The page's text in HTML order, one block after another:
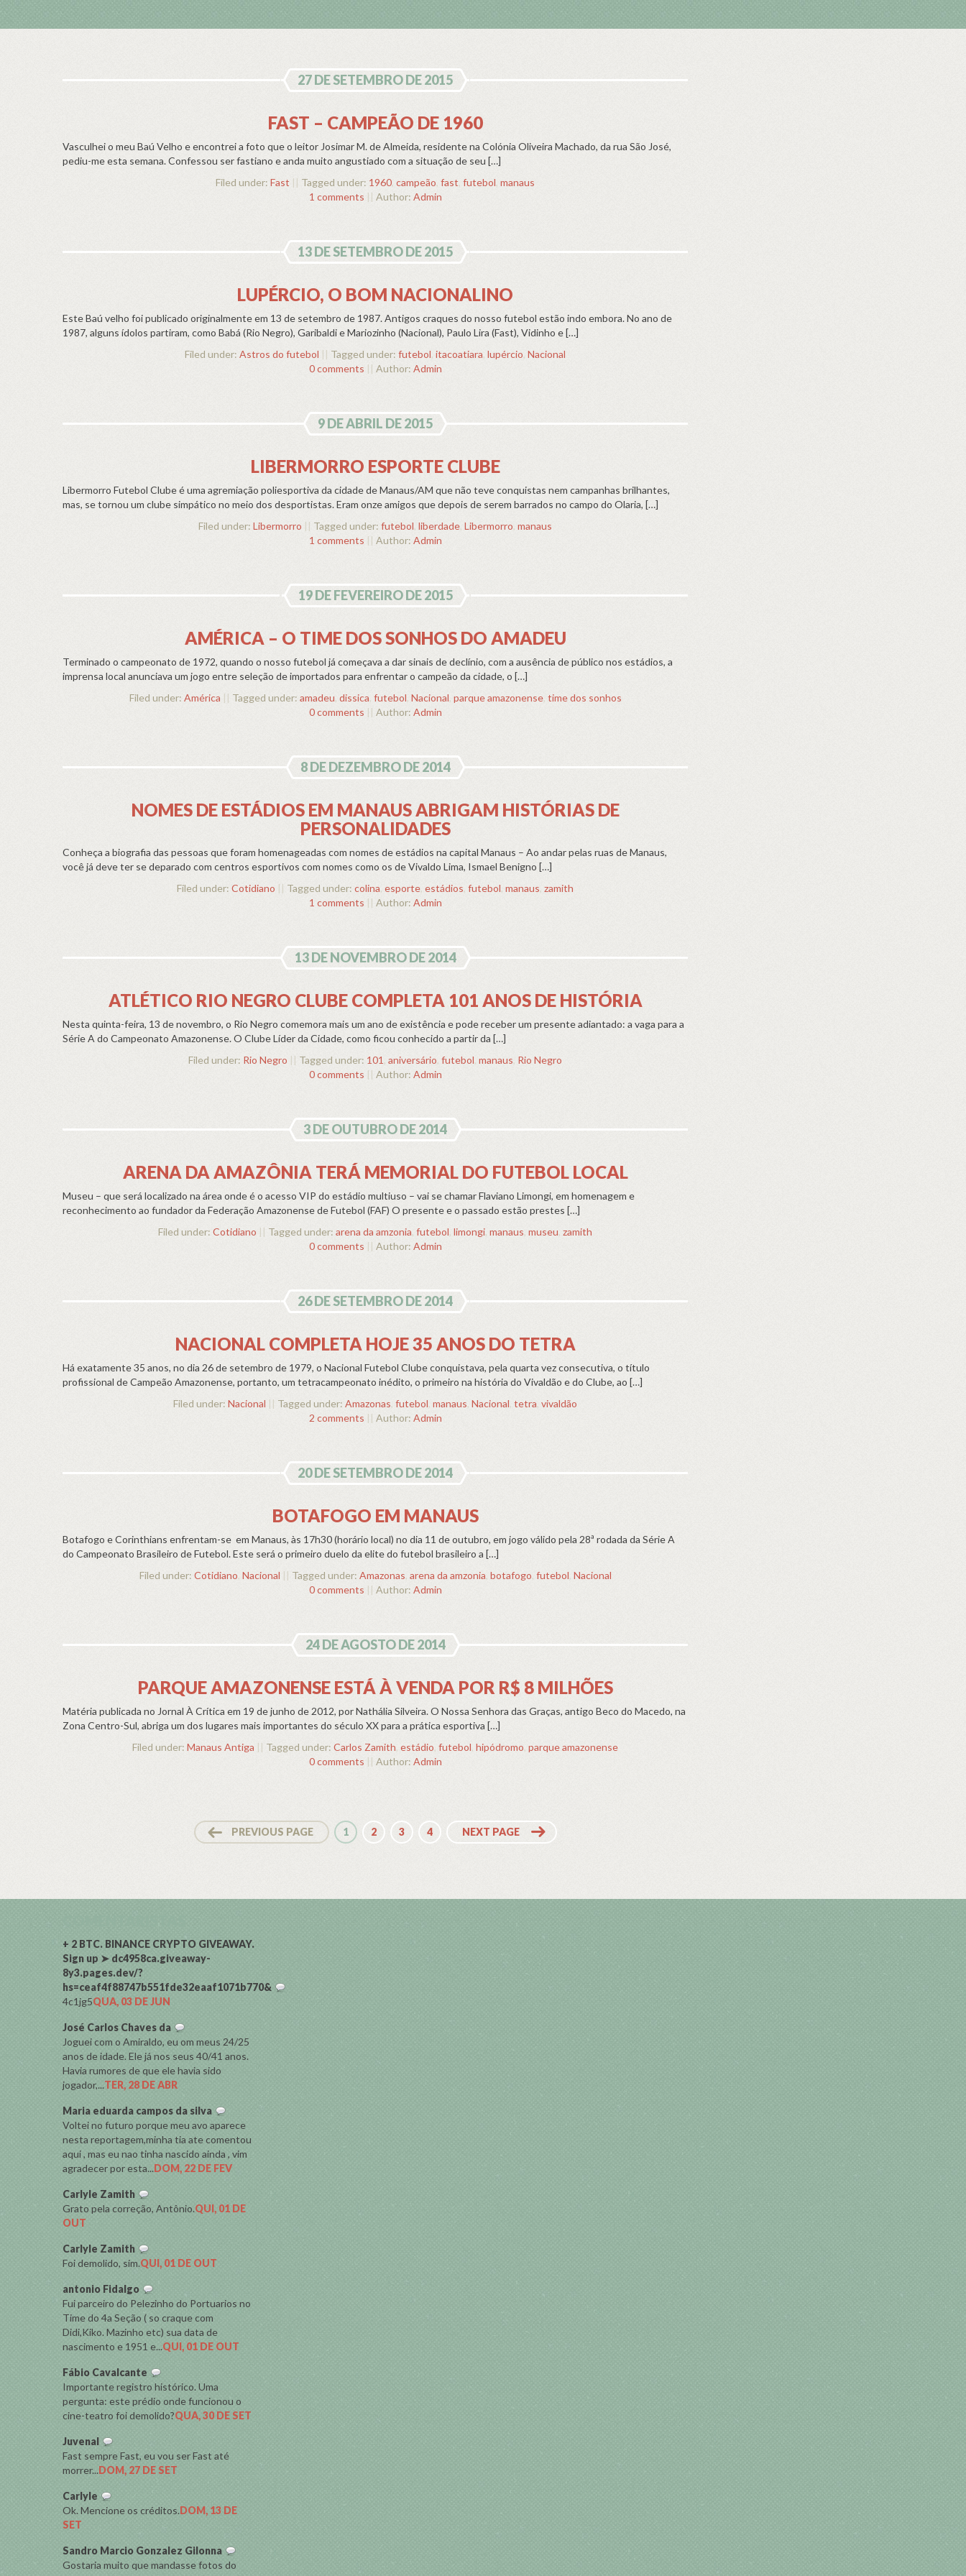
27 DE SETEMBRO DE 2015
FAST – CAMPEÃO DE 1960
Vasculhei o meu Baú Velho e encontrei a foto que o leitor Josimar M. de Almeida, residente na Colónia Oliveira Machado, da rua São José,
pediu-me esta semana. Confessou ser fastiano e anda muito angustiado com a situação de seu […]
Filed under: Fast || Tagged under: 1960, campeão, fast, futebol, manaus
1 comments || Author: Admin
13 DE SETEMBRO DE 2015
LUPÉRCIO, O BOM NACIONALINO
Este Baú velho foi publicado originalmente em 13 de setembro de 1987. Antigos craques do nosso futebol estão indo embora. No ano de
1987, alguns ídolos partiram, como Babá (Rio Negro), Garibaldi e Mariozinho (Nacional), Paulo Lira (Fast), Vidinho e […]
Filed under: Astros do futebol || Tagged under: futebol, itacoatiara, lupércio, Nacional
0 comments || Author: Admin
9 DE ABRIL DE 2015
LIBERMORRO ESPORTE CLUBE
Libermorro Futebol Clube é uma agremiação poliesportiva da cidade de Manaus/AM que não teve conquistas nem campanhas brilhantes,
mas, se tornou um clube simpático no meio dos desportistas. Eram onze amigos que depois de serem barrados no campo do Olaria, […]
Filed under: Libermorro || Tagged under: futebol, liberdade, Libermorro, manaus
1 comments || Author: Admin
19 DE FEVEREIRO DE 2015
AMÉRICA – O TIME DOS SONHOS DO AMADEU
Terminado o campeonato de 1972, quando o nosso futebol já começava a dar sinais de declínio, com a ausência de público nos estádios, a
imprensa local anunciava um jogo entre seleção de importados para enfrentar o campeão da cidade, o […]
Filed under: América || Tagged under: amadeu, dissica, futebol, Nacional, parque amazonense, time dos sonhos
0 comments || Author: Admin
8 DE DEZEMBRO DE 2014
NOMES DE ESTÁDIOS EM MANAUS ABRIGAM HISTÓRIAS DE
PERSONALIDADES
Conheça a biografia das pessoas que foram homenageadas com nomes de estádios na capital Manaus – Ao andar pelas ruas de Manaus,
você já deve ter se deparado com centros esportivos com nomes como os de Vivaldo Lima, Ismael Benigno […]
Filed under: Cotidiano || Tagged under: colina, esporte estádios, futebol, manaus, zamith
1 comments || Author: Admin
13 DE NOVEMBRO DE 2014
ATLÉTICO RIO NEGRO CLUBE COMPLETA 101 ANOS DE HISTÓRIA
Nesta quinta-feira, 13 de novembro, o Rio Negro comemora mais um ano de existência e pode receber um presente adiantado: a vaga para a
Série A do Campeonato Amazonense. O Clube Líder da Cidade, como ficou conhecido a partir da […]
Filed under: Rio Negro || Tagged under: 101 , aniversário, futebol, manaus, Rio Negro
0 comments || Author: Admin
3 DE OUTUBRO DE 2014
ARENA DA AMAZÔNIA TERÁ MEMORIAL DO FUTEBOL LOCAL
Museu – que será localizado na área onde é o acesso VIP do estádio multiuso – vai se chamar Flaviano Limongi, em homenagem e
reconhecimento ao fundador da Federação Amazonense de Futebol (FAF) O presente e o passado estão prestes […]
Filed under: Cotidiano || Tagged under: arena da amzonia, futebol, limongi, manaus, museu, zamith
0 comments || Author: Admin
26 DE SETEMBRO DE 2014
NACIONAL COMPLETA HOJE 35 ANOS DO TETRA
Há exatamente 35 anos, no dia 26 de setembro de 1979, o Nacional Futebol Clube conquistava, pela quarta vez consecutiva, o título
profissional de Campeão Amazonense, portanto, um tetracampeonato inédito, o primeiro na história do Vivaldão e do Clube, ao […]
Filed under: Nacional || Tagged under: Amazonas, futebol, manaus, Nacional tetra, vivaldão
2 comments || Author: Admin
20 DE SETEMBRO DE 2014
BOTAFOGO EM MANAUS
Botafogo e Corinthians enfrentam-se em Manaus, às 17h30 (horário local) no dia 11 de outubro, em jogo válido pela 28ª rodada da Série A
do Campeonato Brasileiro de Futebol. Este será o primeiro duelo da elite do futebol brasileiro a […]
Filed under: Cotidiano, Nacional || Tagged under: Amazonas, arena da amzonia, botafogo, futebol, Nacional
0 comments || Author: Admin
24 DE AGOSTO DE 2014
PARQUE AMAZONENSE ESTÁ À VENDA POR R$ 8 MILHÕES
Matéria publicada no Jornal À Crítica em 19 de junho de 2012, por Nathália Silveira. O Nossa Senhora das Graças, antigo Beco do Macedo, na
Zona Centro-Sul, abriga um dos lugares mais importantes do século XX para a prática esportiva […]
Filed under: Manaus Antiga || Tagged under: Carlos Zamith, estádio, futebol, hipódromo, parque amazonense
0 comments || Author: Admin
PREVIOUS PAGE 1 2 3 4 NEXT PAGE
+ 2 BTC. BINANCE CRYPTO GIVEAWAY.
Sign up ➤ dc4958ca.giveaway-
8y3.pages.dev/?
hs=ceaf4f88747b551fde32eaaf1071b770&
4c1jg5QUA, 03 DE JUN
José Carlos Chaves da
Joguei com o Amiraldo, eu om meus 24/25
anos de idade. Ele já nos seus 40/41 anos.
Havia rumores de que ele havia sido
jogador,...TER, 28 DE ABR
Maria eduarda campos da silva
Voltei no futuro porque meu avo aparece
nesta reportagem,minha tia ate comentou
aqui , mas eu nao tinha nascido ainda , vim
agradecer por esta...DOM, 22 DE FEV
Carlyle Zamith
Grato pela correção, Antônio.QUI, 01 DE
OUT
Carlyle Zamith
Foi demolido, sim.QUI, 01 DE OUT
antonio Fidalgo
Fui parceiro do Pelezinho do Portuarios no
Time do 4a Seção ( so craque com
Didi,Kiko. Mazinho etc) sua data de
nascimento e 1951 e...QUI, 01 DE OUT
Fábio Cavalcante
Importante registro histórico. Uma
pergunta: este prédio onde funcionou o
cine-teatro foi demolido?QUA, 30 DE SET
Juvenal
Fast sempre Fast, eu vou ser Fast até
morrer...DOM, 27 DE SET
Carlyle
Ok. Mencione os créditos.DOM, 13 DE
SET
Sandro Marcio Gonzalez Gilonna
Gostaria muito que mandasse fotos do